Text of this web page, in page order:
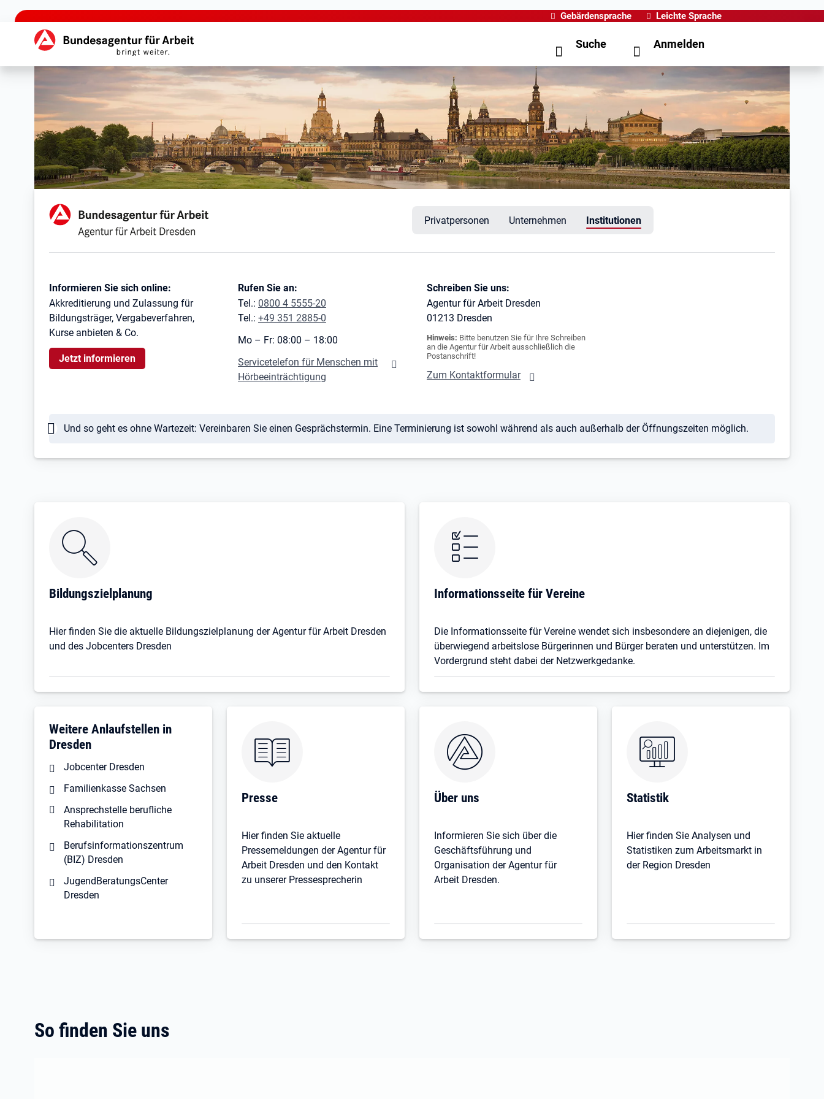
zu den Hauptinhalten springen
Gebärdensprache Leichte Sprache
Hauptnavigation Suche Anmelden
Agentur für Arbeit Dresden Privatpersonen Unternehmen Institutionen
Kontaktinformationen
Informieren Sie sich online:
Akkreditierung und Zulassung für
Bildungsträger, Vergabeverfahren,
Kurse anbieten & Co.
Jetzt informieren
Rufen Sie an:
Tel.: 0800 4 5555-20
Tel.: +49 351 2885-0
Mo – Fr: 08:00 – 18:00
Servicetelefon für Menschen mit
Hörbeeinträchtigung
Schreiben Sie uns:
Agentur für Arbeit Dresden
01213 Dresden
Hinweis: Bitte benutzen Sie für Ihre Schreiben
an die Agentur für Arbeit ausschließlich die
Postanschrift!
Zum Kontaktformular
Und so geht es ohne Wartezeit: Vereinbaren Sie einen Gesprächstermin. Eine Terminierung ist sowohl während als auch außerhalb der Öffnungszeiten möglich.
Bildungszielplanung
Hier finden Sie die aktuelle Bildungszielplanung der Agentur für Arbeit Dresden
und des Jobcenters Dresden
Informationsseite für Vereine
Die Informationsseite für Vereine wendet sich insbesondere an diejenigen, die
überwiegend arbeitslose Bürgerinnen und Bürger beraten und unterstützen. Im
Vordergrund steht dabei der Netzwerkgedanke.
Weitere Anlaufstellen in
Dresden
Jobcenter Dresden
Familienkasse Sachsen
Ansprechstelle berufliche
Rehabilitation
Berufsinformationszentrum
(BIZ) Dresden
JugendBeratungsCenter
Dresden
Presse
Hier finden Sie aktuelle
Pressemeldungen der Agentur für
Arbeit Dresden und den Kontakt
zu unserer Pressesprecherin
Über uns
Informieren Sie sich über die
Geschäftsführung und
Organisation der Agentur für
Arbeit Dresden.
Statistik
Hier finden Sie Analysen und
Statistiken zum Arbeitsmarkt in
der Region Dresden
So finden Sie uns